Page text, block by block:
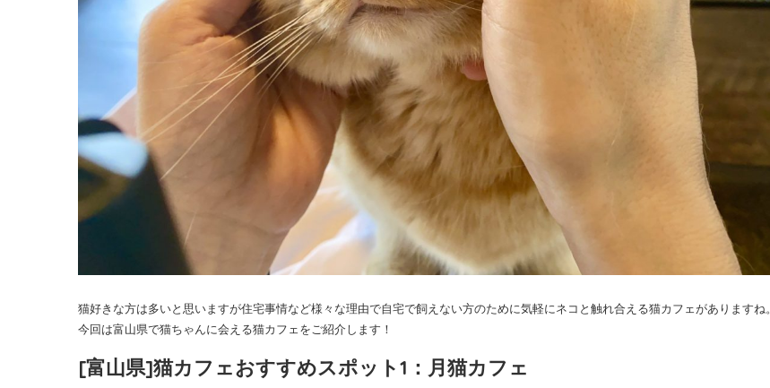
猫好きな方は多いと思いますが住宅事情など様々な理由で自宅で飼えない方のために気軽にネコと触れ合える猫カフェがありますね。
今回は富山県で猫ちゃんに会える猫カフェをご紹介します！
[富山県]猫カフェおすすめスポット1：月猫カフェ